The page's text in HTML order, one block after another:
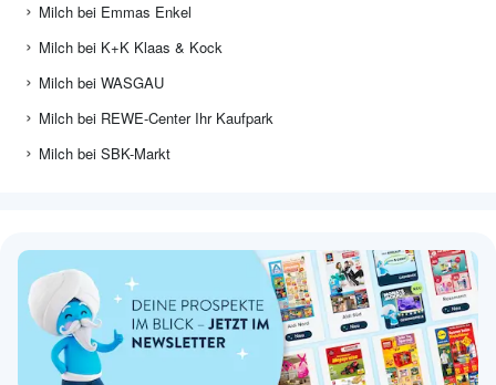
Milch bei Emmas Enkel
Milch bei K+K Klaas & Kock
Milch bei WASGAU
Milch bei REWE-Center Ihr Kaufpark
Milch bei SBK-Markt